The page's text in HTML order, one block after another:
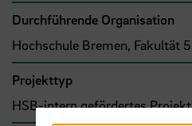
Durchführende Organisation
Hochschule Bremen, Fakultät 5
Projekttyp
HSB-intern gefördertes Projekt